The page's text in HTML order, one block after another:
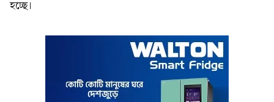
হচ্ছে।